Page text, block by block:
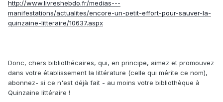
http://www.livreshebdo.fr/medias---
manifestations/actualites/encore-un-petit-effort-pour-sauver-la-
quinzaine-litteraire/10637.aspx
Donc, chers bibliothécaires, qui, en principe, aimez et promouvez
dans votre établissement la littérature (celle qui mérite ce nom),
abonnez- si ce n'est déjà fait - au moins votre bibliothèque à
Quinzaine littéraire !